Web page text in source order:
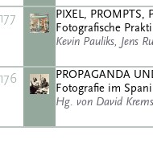
177
PIXEL, PROMPTS,
Fotografische
Kevin Pauliks, Jens
176
PROPAGANDA
Fotografie im
Hg. von David Krems